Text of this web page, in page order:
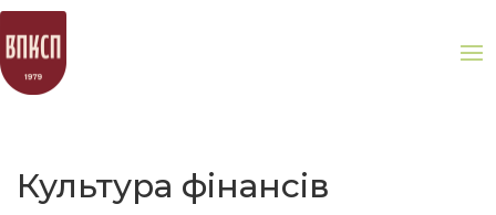
Культура фінансів